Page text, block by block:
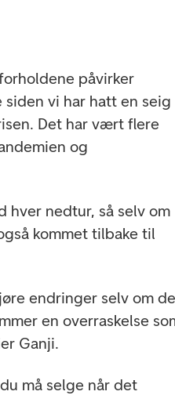
påvirker
vi har hatt en seig
Det har vært flere
og
hver nedtur, så selv om
kommet tilbake til
endringer selv om
en overraskelse
Ganji.
må selge når det